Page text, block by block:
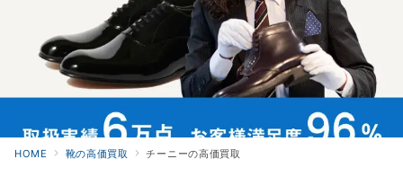
HOME 靴の高価買取 チーニーの高価買取